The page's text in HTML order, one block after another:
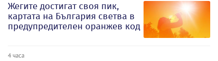
Жегите достигат своя пик,
картата на България светва в
предупредителен оранжев код
4 часа